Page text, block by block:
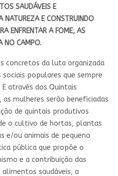
SAUDÁVEIS E
NATUREZA E CONSTRUINDO
ENFRENTAR A FOME, AS
NO CAMPO.
concretos da luta organizada
populares que sempre
através dos Quintais
as mulheres serão beneficiadas
de quintais produtivos
o cultivo de hortas, plantas
e/ou animais de pequeno
pública que propõe o
e a contribuição das
saudáveis, a